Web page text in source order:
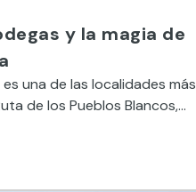
y la magia de
una de las localidades más
de los Pueblos Blancos,
en plena roca.